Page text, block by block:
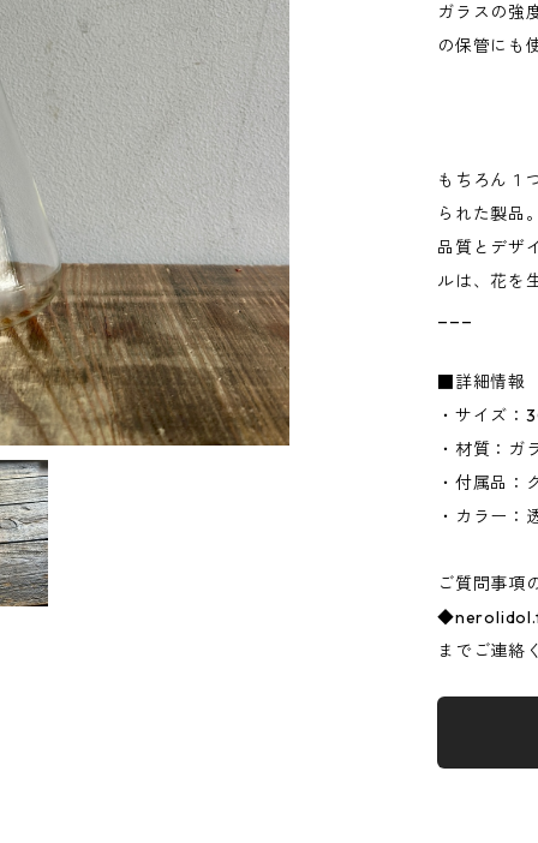
ガラスの強
の保管にも
もちろん１
られた製品
品質とデザ
ルは、花を
■詳細情報
・サイズ：
・材質：ガ
・付属品：
・カラー：
ご質問事項
◆
までご連絡